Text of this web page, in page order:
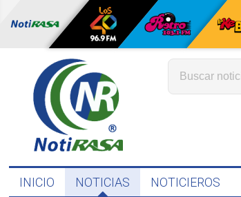
INICIO NOTICIAS NOTICIEROS